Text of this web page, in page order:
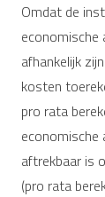
Omdat de
afhankelijk
kosten
pro rata
aftrekbaar is
(pro rata